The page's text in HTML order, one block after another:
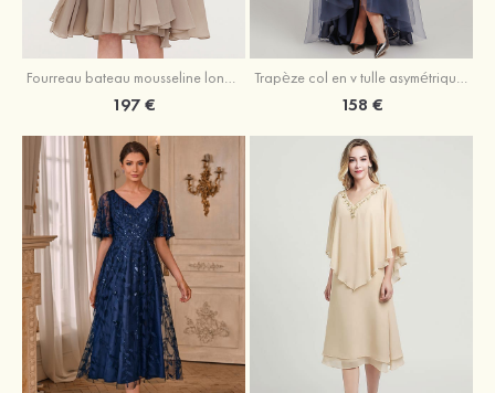
Fourreau bateau mousseline longueur genou robe de mère de la mariée avec appliqué plissé veste
197 €
Trapèze col en v tulle asymétrique robe de mère de la mariée
158 €